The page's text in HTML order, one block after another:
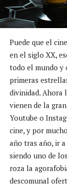
Puede que el
en el siglo XX,
todo el mundo y
primeras
divinidad. Ahora
vienen de la
Youtube o
cine, y por
año tras año, ir
siendo uno de
roza la
descomunal